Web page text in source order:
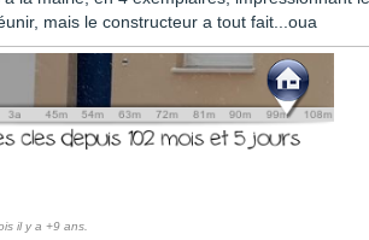
mais le constructeur a tout fait...oua
il y a +9 ans.